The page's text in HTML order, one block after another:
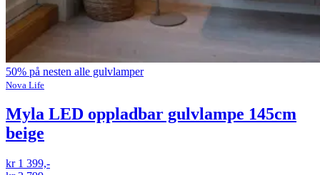
50% på nesten alle gulvlamper
Nova Life
Myla LED oppladbar gulvlampe 145cm
beige
kr 1 399,-